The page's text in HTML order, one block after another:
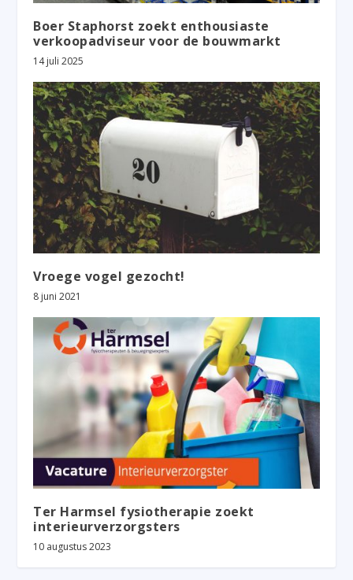
Boer Staphorst zoekt enthousiaste
verkoopadviseur voor de bouwmarkt
14 juli 2025
Vroege vogel gezocht!
8 juni 2021
Ter Harmsel fysiotherapie zoekt
interieurverzorgsters
10 augustus 2023